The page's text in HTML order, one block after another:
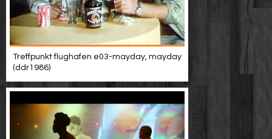
Treffpunkt flughafen e03-mayday, mayday
(ddr1986)